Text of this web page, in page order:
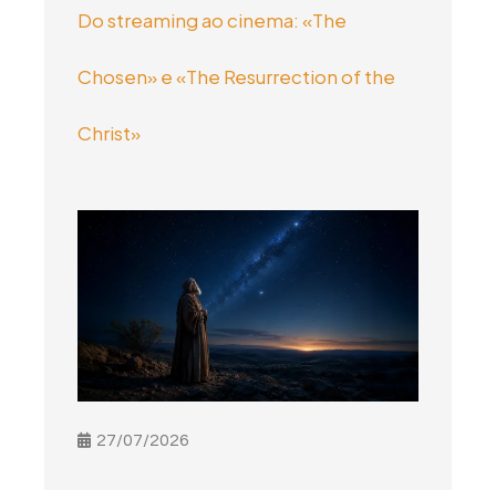
Do streaming ao cinema: «The
Chosen» e «The Resurrection of the
Christ»
27/07/2026